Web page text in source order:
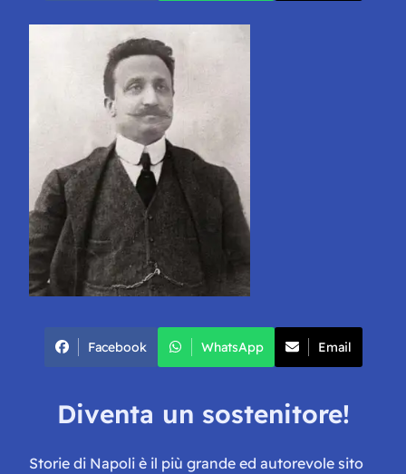
Facebook WhatsApp Email
Diventa un sostenitore!
Storie di Napoli è il più grande ed autorevole sito